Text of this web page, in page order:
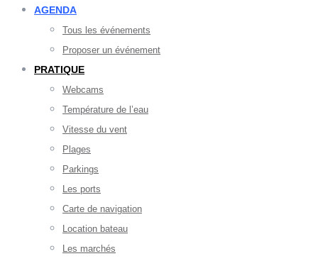
AGENDA
Tous les événements
Proposer un événement
PRATIQUE
Webcams
Température de l’eau
Vitesse du vent
Plages
Parkings
Les ports
Carte de navigation
Location bateau
Les marchés